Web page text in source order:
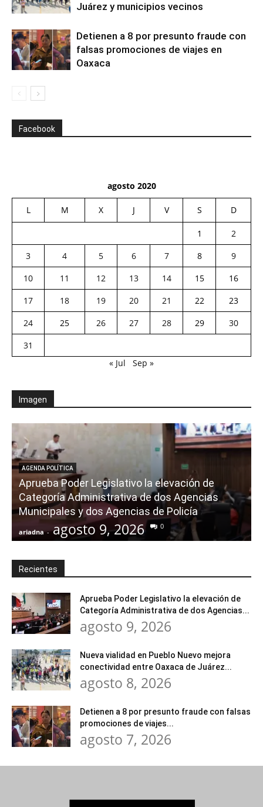
Juárez y municipios vecinos
Detienen a 8 por presunto fraude con
falsas promociones de viajes en
Oaxaca
Facebook
agosto 2020
L M X J V S D
1
2
3
4 5 6 7 8
9
10
11 12 13 14 15
16
17
18 19 20 21 22
23
24
25 26 27 28 29
30
31
« Jul
Sep »
Imagen
AGENDA POLÍTICA
Aprueba Poder Legislativo la elevación de
Categoría Administrativa de dos Agencias
Municipales y dos Agencias de Policía
ariadna - agosto 9, 2026 0
Recientes
Aprueba Poder Legislativo la elevación de
Categoría Administrativa de dos Agencias...
agosto 9, 2026
Nueva vialidad en Pueblo Nuevo mejora
conectividad entre Oaxaca de Juárez...
agosto 8, 2026
Detienen a 8 por presunto fraude con falsas
promociones de viajes...
agosto 7, 2026